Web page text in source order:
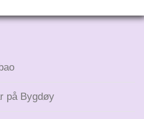
på Bygdøy